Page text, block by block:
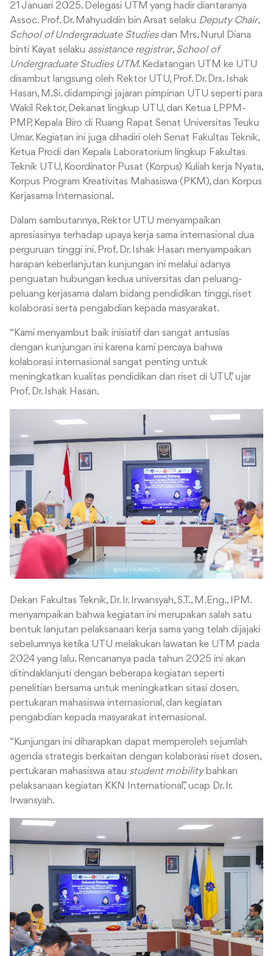
21 Januari 2025. Delegasi UTM yang hadir diantaranya
Assoc. Prof. Dr. Mahyuddin bin Arsat selaku Deputy Chair,
School of Undergraduate Studiesdan Mrs. Nurul Diana
binti Kayat selaku assistance registrar, School of
Undergraduate Studies UTM. Kedatangan UTM ke UTU
disambut langsung oleh Rektor UTU, Prof. Dr. Drs. Ishak
Hasan, M.Si. didampingi jajaran pimpinan UTU seperti para
Wakil Rektor, Dekanat lingkup UTU, dan Ketua LPPM-
PMP, Kepala Biro di Ruang Rapat Senat Universitas Teuku
Umar. Kegiatan ini juga dihadiri oleh Senat Fakultas Teknik,
Ketua Prodi dan Kepala Laboratorium lingkup Fakultas
Teknik UTU, Koordinator Pusat (Korpus) Kuliah kerja Nyata,
Korpus Program Kreativitas Mahasiswa (PKM), dan Korpus
Kerjasama Internasional.
Dalam sambutannya, Rektor UTU menyampaikan
apresiasinya terhadap upaya kerja sama internasional dua
perguruan tinggi ini. Prof. Dr. Ishak Hasan menyampaikan
harapan keberlanjutan kunjungan ini melalui adanya
penguatan hubungan kedua universitas dan peluang-
peluang kerjasama dalam bidang pendidikan tinggi, riset
kolaborasi serta pengabdian kepada masyarakat.
“Kami menyambut baik inisiatif dan sangat antusias
dengan kunjungan ini karena kami percaya bahwa
kolaborasi internasional sangat penting untuk
meningkatkan kualitas pendidikan dan riset di UTU,” ujar
Prof. Dr. Ishak Hasan.
Dekan Fakultas Teknik, Dr. Ir. Irwansyah, S.T., M.Eng., IPM.
menyampaikan bahwa kegiatan ini merupakan salah satu
bentuk lanjutan pelaksanaan kerja sama yang telah dijajaki
sebelumnya ketika UTU melakukan lawatan ke UTM pada
2024 yang lalu. Rencananya pada tahun 2025 ini akan
ditindaklanjuti dengan beberapa kegiatan seperti
penelitian bersama untuk meningkatkan sitasi dosen,
pertukaran mahasiswa internasional, dan kegiatan
pengabdian kepada masyarakat internasional.
“Kunjungan ini diharapkan dapat memperoleh sejumlah
agenda strategis berkaitan dengan kolaborasi riset dosen,
pertukaran mahasiswa atau student mobilitybahkan
pelaksanaan kegiatan KKN International,” ucap Dr. Ir.
Irwansyah.